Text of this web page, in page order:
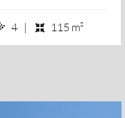
4 banheiros
4 | 115 m²